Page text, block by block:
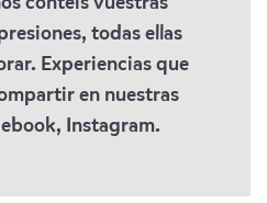
todas ellas
Experiencias que
en nuestras
Instagram.